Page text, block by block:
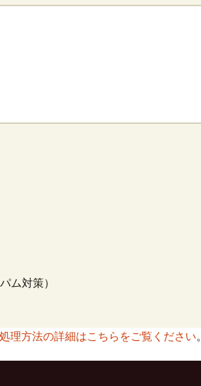
ム対策）
理方法の詳細はこちらをご覧ください。